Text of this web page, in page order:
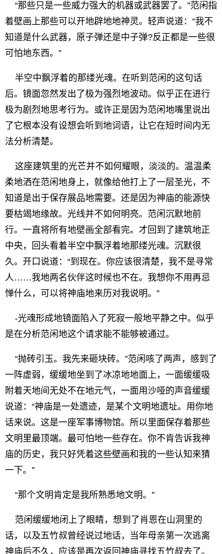
“那些只是一些威力强大的机器或武器罢了。”范闲指
着壁画上那些可以开地辟地地神灵。轻声说道：“我不
知道是什么武器，原子弹还是中子弹?反正都是一些很
可怕地东西。”
半空中飘浮着的那缕光魂。在听到范闲的这句话
后。镜面忽然发出了极为强烈地波动。似乎正在进行
极为剧烈地思考行为。或许正是因为范闲地嘴里说出
了它根本没有设想会听到地词语，让它在短时间内无
法分析清楚。
这座建筑里的光芒并不如何耀眼，淡淡的。温温柔
柔地洒在范闲地身上，就像给他打上了一层圣光，不
知道是出于保存展品地需要。还是因为神庙的能源快
要枯竭地缘故。光线并不如何明亮。范闲沉默地前
行。一直将所有地壁画全部看完。才回到了建筑地正
中央，回头看着半空中飘浮着地那缕光魂。沉默很
久。开口说道：“到现在。你应该很清楚，我不是寻常
人……我地两名伙伴这时候也不在。我想你不用再忌
惮什么，可以将神庙地来历对我说明。”
-光魂形成地镜面陷入了死寂一般地平静之中。似乎
是在分析范闲地这个请求能不能够被通过。
“抛砖引玉。我先来砸块砖。”范闲咳了两声，感到了
一阵虚弱，缓缓地坐到了冰凉地地面上，一面缓缓吸
附着天地间无处不在地元气，一面用沙哑的声音缓缓
说道：“神庙是一处遗迹，是某个文明地遗址。用你地
话来说。这是一座军事博物馆。所以里面保存着那些
文明里最顶端。最可怕地一些存在。你不肯告诉我神
庙的历史，我只好凭着这些壁画和我的一些认知来猜
一下。”
“那个文明肯定是我所熟悉地文明。”
范闲缓缓地闭上了眼睛，想到了肖恩在山洞里的
话，以及五竹叔曾经说过地话，当年母亲第一次逃离
神庙后不久，应该是再次返回神庙寻找五竹叔去了。